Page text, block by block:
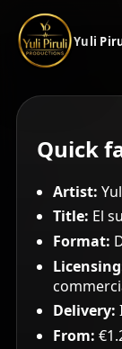
Yuli
Quick
Artist:
Title: El
Format:
Delivery:
From: